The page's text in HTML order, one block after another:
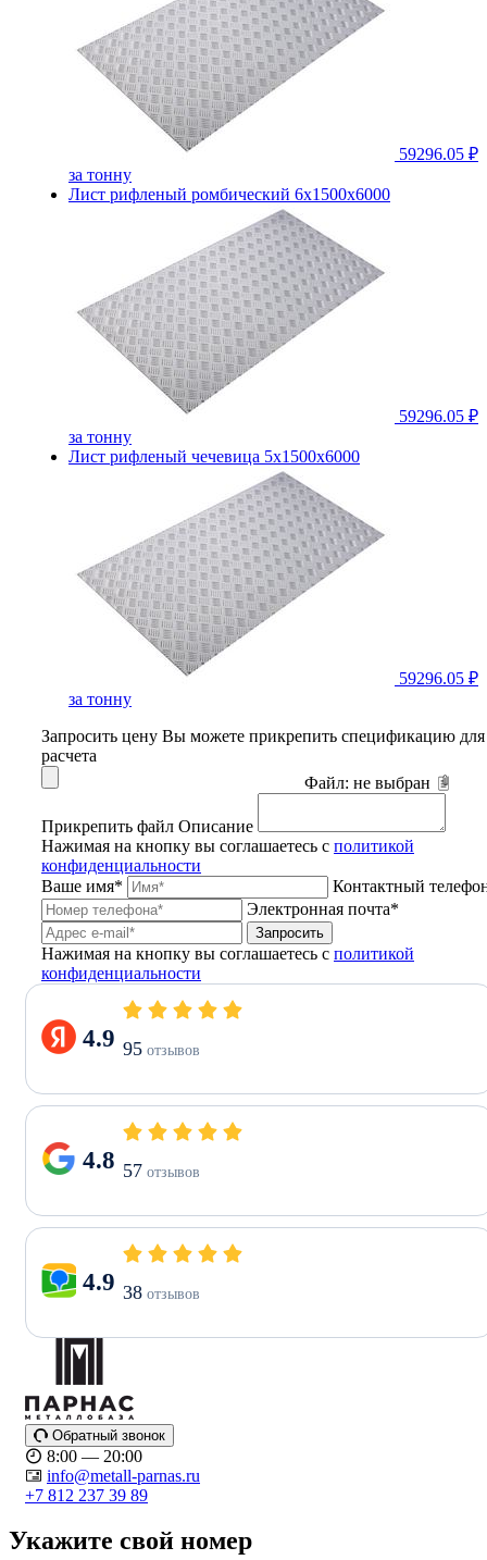
59296.05 ₽
за тонну
Лист рифленый ромбический 6х1500х6000
59296.05 ₽
за тонну
Лист рифленый чечевица 5х1500х6000
59296.05 ₽
за тонну
Запросить цену Вы можете прикрепить спецификацию для
расчета
Файл: не выбран
Прикрепить файл Описание
Нажимая на кнопку вы соглашаетесь с политикой
конфиденциальности
Ваше имя*
Контактный
Электронная почта*
Запросить
Нажимая на кнопку вы соглашаетесь с политикой
конфиденциальности
4.9 95 отзывов
4.8 57 отзывов
4.9 38 отзывов
Обратный звонок
8:00 — 20:00
info@metall-parnas.ru
+7 812 237 39 89
Укажите свой номер